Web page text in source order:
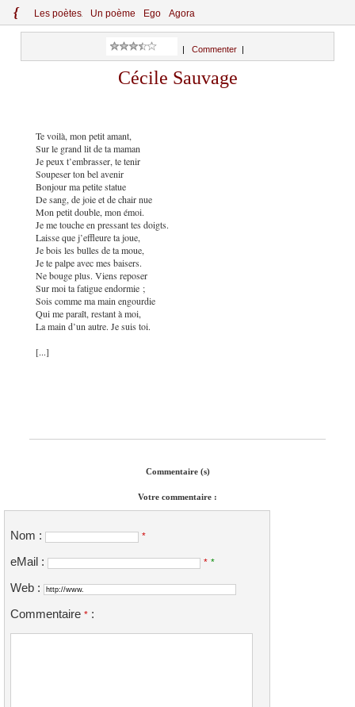
{ Les poètes Un poème Ego Agora
Commenter
Cécile Sauvage
Te voilà, mon petit amant,
Sur le grand lit de ta maman
Je peux t’embrasser, te tenir
Soupeser ton bel avenir
Bonjour ma petite statue
De sang, de joie et de chair nue
Mon petit double, mon émoi.
Je me touche en pressant tes doigts.
Laisse que j’effleure ta joue,
Je bois les bulles de ta moue,
Je te palpe avec mes baisers.
Ne bouge plus. Viens reposer
Sur moi ta fatigue endormie ;
Sois comme ma main engourdie
Qui me paraît, restant à moi,
La main d’un autre. Je suis toi.
[...]
Commentaire (s)
Votre commentaire :
Nom : *
eMail : * *
Web :
Commentaire * :